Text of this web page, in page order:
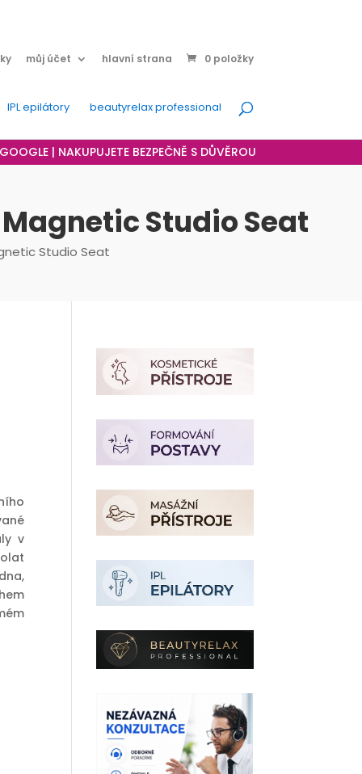
můj účet hlavní strana 0 položky
IPL epilátory beautyrelax professional
| NAKUPUJETE BEZPEČNĚ S DŮVĚROU
Studio Seat
Studio Seat
v